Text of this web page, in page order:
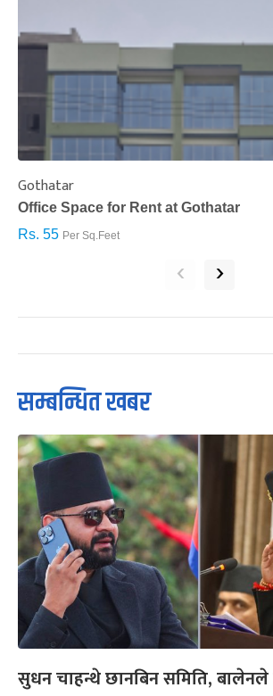
Gothatar
Office Space for Rent at Gothatar
Rs. 55 Per Sq.Feet
‹ ›
सम्बन्धित खबर
सुधन चाहन्थे छानबिन समिति, बालेनले